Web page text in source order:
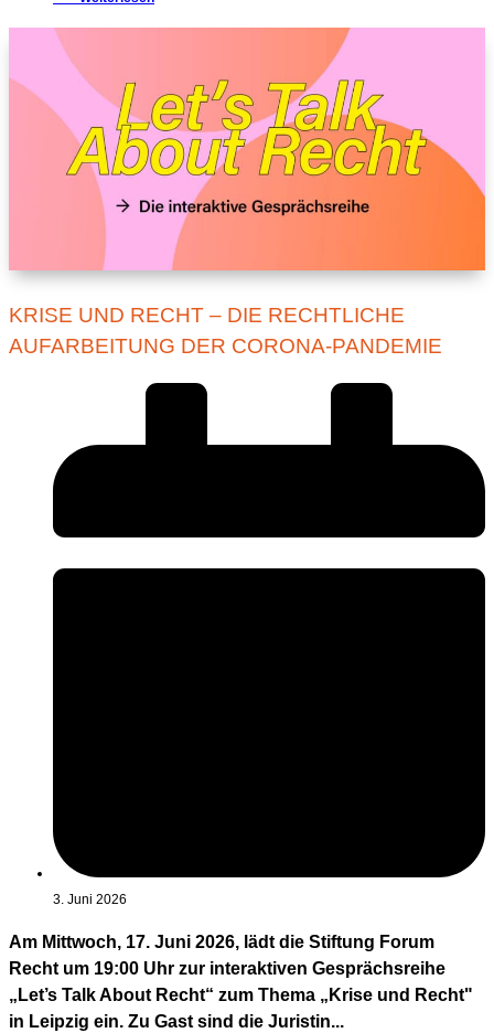
KRISE UND RECHT – DIE RECHTLICHE
AUFARBEITUNG DER CORONA-PANDEMIE
3. Juni 2026
Am Mittwoch, 17. Juni 2026, lädt die Stiftung Forum
Recht um 19:00 Uhr zur interaktiven Gesprächsreihe
„Let’s Talk About Recht“ zum Thema „Krise und Recht"
in Leipzig ein. Zu Gast sind die Juristin...